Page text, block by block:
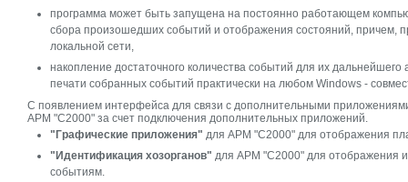
программа может быть запущена на постоянно работающем
сбора произошедших событий и отображения состояний, причем,
локальной сети,
накопление достаточного количества событий для их
печати собранных событий практически на любом Windows -
С появлением интерфейса для связи с дополнительными
АРМ "С2000" за счет подключения дополнительных приложений.
"Графические приложения" для АРМ "С2000" для отображения
"Идентификация хозорганов" для АРМ "С2000" для отображения
событиям.